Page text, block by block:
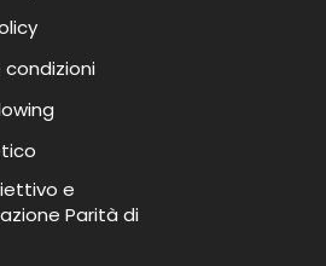
condizioni
e
Parità di